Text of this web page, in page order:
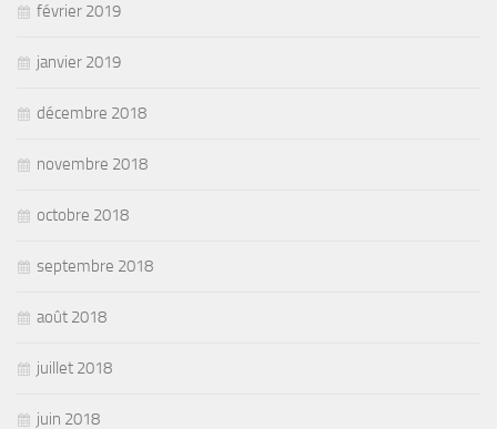
février 2019
janvier 2019
décembre 2018
novembre 2018
octobre 2018
septembre 2018
août 2018
juillet 2018
juin 2018